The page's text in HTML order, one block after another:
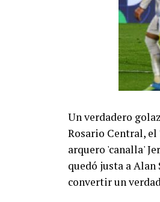
Un verdadero
Rosario Central,
arquero 'canalla'
quedó justa a Alan
convertir un